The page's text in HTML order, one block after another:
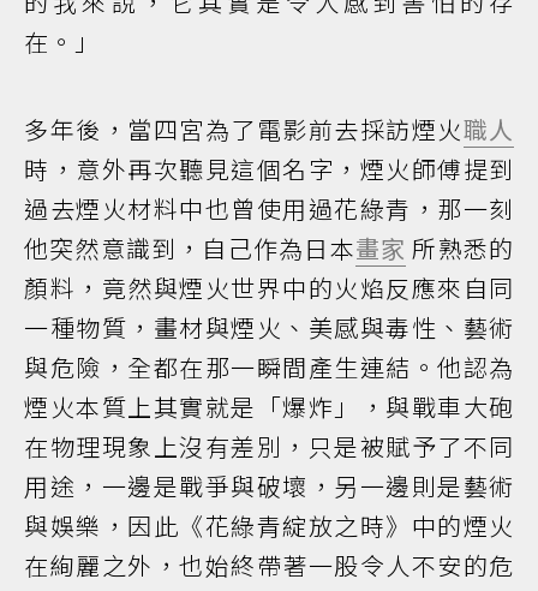
在。」
多年後，當四宮為了電影前去採訪煙火職人
時，意外再次聽見這個名字，煙火師傅提到
過去煙火材料中也曾使用過花綠青，那一刻
他突然意識到，自己作為日本畫家 所熟悉的
顏料，竟然與煙火世界中的火焰反應來自同
一種物質，畫材與煙火、美感與毒性、藝術
與危險，全都在那一瞬間產生連結。他認為
煙火本質上其實就是「爆炸」，與戰車大砲
在物理現象上沒有差別，只是被賦予了不同
用途，一邊是戰爭與破壞，另一邊則是藝術
與娛樂，因此《花綠青綻放之時》中的煙火
在絢麗之外，也始終帶著一股令人不安的危